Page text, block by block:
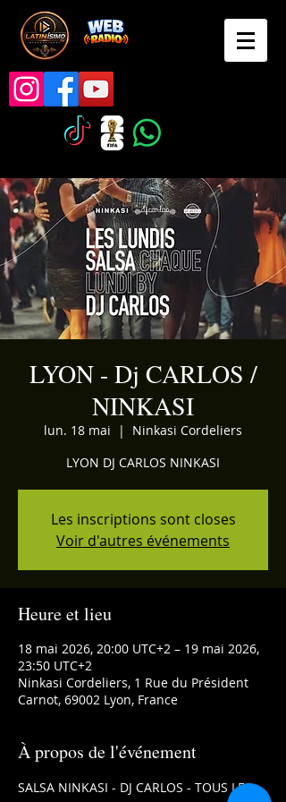
LYON - Dj CARLOS /
NINKASI
lun. 18 mai
  |
Ninkasi Cordeliers
LYON DJ CARLOS NINKASI
Les inscriptions sont closes
Voir d'autres événements
Heure et lieu
18 mai 2026, 20:00 UTC+2 – 19 mai 2026,
23:50 UTC+2
Ninkasi Cordeliers, 1 Rue du Président
Carnot, 69002 Lyon, France
À propos de l'événement
SALSA NINKASI - DJ CARLOS - TOUS LES